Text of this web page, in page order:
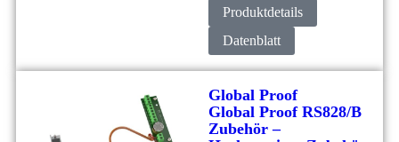
Produktdetails
Datenblatt
Global Proof
Global Proof RS828/B
Zubehör –